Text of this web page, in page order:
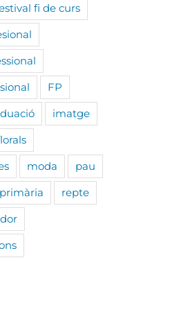
fi de curs
FP
imatge
moda
pau
primària
repte